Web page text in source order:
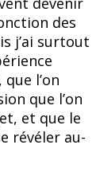
des
j’ai surtout
l’on
que l’on
et que le
révéler au-